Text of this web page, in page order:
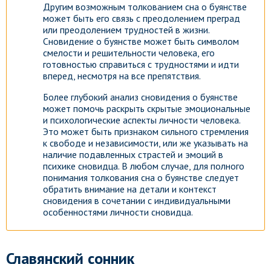
Другим возможным толкованием сна о буянстве
может быть его связь с преодолением преград
или преодолением трудностей в жизни.
Сновидение о буянстве может быть символом
смелости и решительности человека, его
готовностью справиться с трудностями и идти
вперед, несмотря на все препятствия.
Более глубокий анализ сновидения о буянстве
может помочь раскрыть скрытые эмоциональные
и психологические аспекты личности человека.
Это может быть признаком сильного стремления
к свободе и независимости, или же указывать на
наличие подавленных страстей и эмоций в
психике сновидца. В любом случае, для полного
понимания толкования сна о буянстве следует
обратить внимание на детали и контекст
сновидения в сочетании с индивидуальными
особенностями личности сновидца.
Славянский сонник